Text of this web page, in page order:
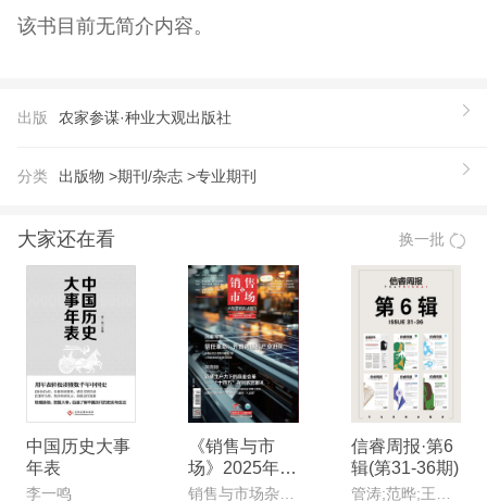
该书目前无简介内容。
出版 农家参谋·种业大观出版社
分类 出版物 >期刊/杂志 >专业期刊
大家还在看 换一批
中国历史大事
年表
李一鸣
《销售与市
场》2025年1
1月上(总第84销售与市场杂志社
信睿周报·第6
辑(第31-36期)
管涛;范晔;王晴佳;唐文明;甘阳;刘永谋